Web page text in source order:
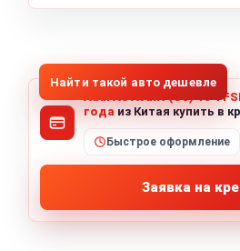
Найти такой авто дешевле
Audi A6 Avant (C8) 40
года из Китая купить в
Быстрое оформление
Заявка на